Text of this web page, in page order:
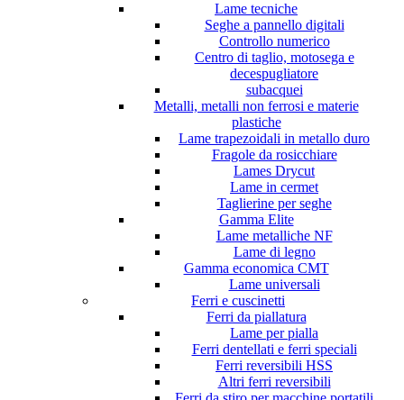
Lame tecniche
Seghe a pannello digitali
Controllo numerico
Centro di taglio, motosega e
decespugliatore
subacquei
Metalli, metalli non ferrosi e materie
plastiche
Lame trapezoidali in metallo duro
Fragole da rosicchiare
Lames Drycut
Lame in cermet
Taglierine per seghe
Gamma Elite
Lame metalliche NF
Lame di legno
Gamma economica CMT
Lame universali
Ferri e cuscinetti
Ferri da piallatura
Lame per pialla
Ferri dentellati e ferri speciali
Ferri reversibili HSS
Altri ferri reversibili